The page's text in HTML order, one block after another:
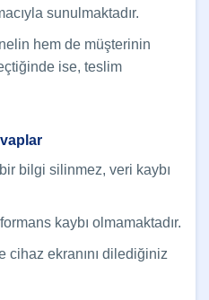
sunulmaktadır.
hem de müşterinin
ise, teslim
bilgi silinmez, veri kaybı
kaybı olmamaktadır.
cihaz ekranını dilediğiniz